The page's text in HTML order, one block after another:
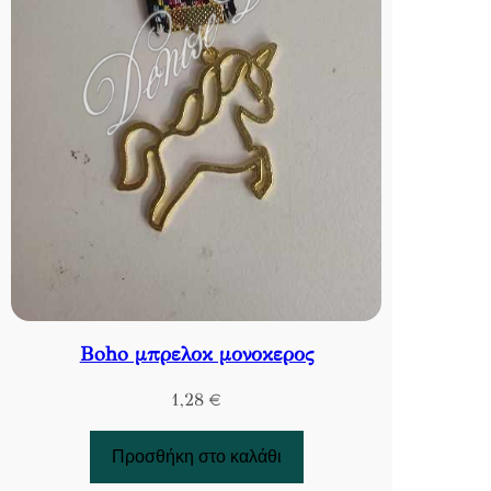
Βoho μπρελοκ μονοκερος
1,28 €
Προσθήκη στο καλάθι